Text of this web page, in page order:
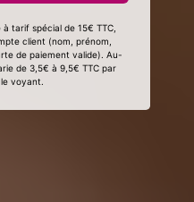
tarif spécial de 15€ TTC,
client (nom, prénom,
de paiement valide). Au-
de 3,5€ à 9,5€ TTC par
voyant.